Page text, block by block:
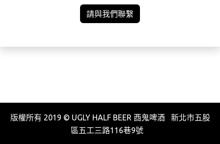
請與我們聯繫
版權所有 2019 © UGLY HALF BEER 酉鬼啤酒 新北市五股
區五工三路116巷9號